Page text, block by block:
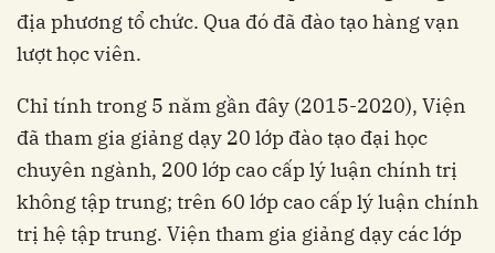
địa phương tổ chức. Qua đó đã đào tạo hàng vạn
lượt học viên.
Chỉ tính trong 5 năm gần đây (2015-2020), Viện
đã tham gia giảng dạy 20 lớp đào tạo đại học
chuyên ngành, 200 lớp cao cấp lý luận chính trị
không tập trung; trên 60 lớp cao cấp lý luận chính
trị hệ tập trung. Viện tham gia giảng dạy các lớp